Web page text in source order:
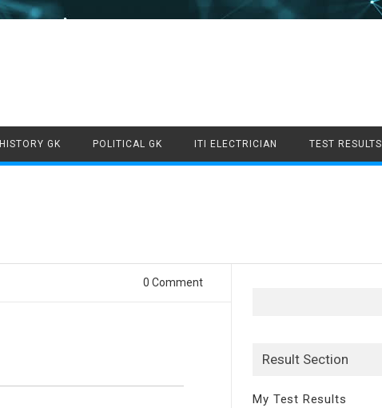
Skip to content
HISTORY GK POLITICAL GK ITI ELECTRICIAN TEST RESULTS
0 Comment
Result Section
My Test Results